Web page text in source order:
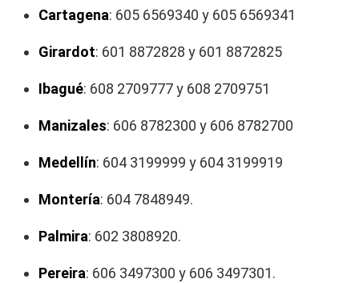
Cartagena: 605 6569340 y 605 6569341
Girardot: 601 8872828 y 601 8872825
Ibagué: 608 2709777 y 608 2709751
Manizales: 606 8782300 y 606 8782700
Medellín: 604 3199999 y 604 3199919
Montería: 604 7848949.
Palmira: 602 3808920.
Pereira: 606 3497300 y 606 3497301.